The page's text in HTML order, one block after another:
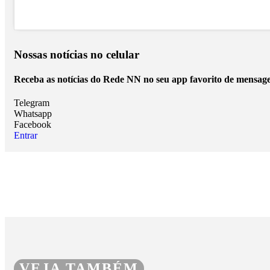
Nossas notícias no celular
Receba as notícias do Rede NN no seu app favorito de
Telegram
Whatsapp
Facebook
Entrar